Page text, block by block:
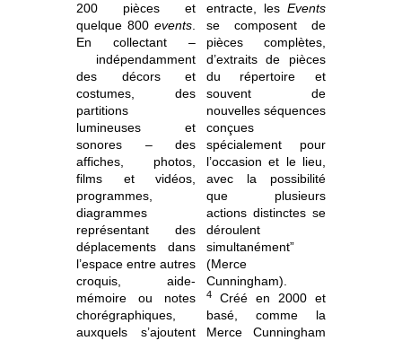
200 pièces et
quelque 800events
En collectant –
indépendamment
des décors et
costumes, des
partitions
lumineuses et
sonores – des
affiches, photos,
films et vidéos,
programmes,
diagrammes
représentant des
déplacements dans
l’espace entre autres
croquis, aide-
mémoire ou notes
chorégraphiques,
auxquels s’ajoutent
entracte, les Events
se composent de
pièces complètes,
d’extraits de pièces
du répertoire et
souvent de
nouvelles séquences
conçues
spécialement pour
l’occasion et le lieu,
avec la possibilité
que plusieurs
actions distinctes se
déroulent
simultanément”
(Merce
Cunningham).
4Créé en 2000 et
basé, comme la
Merce Cunningham